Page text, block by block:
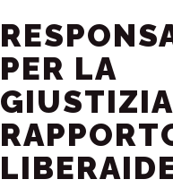
PER LA